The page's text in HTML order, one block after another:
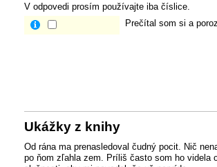
V odpovedi prosím používajte iba číslice.
Prečítal som si a
Ukážky z knihy
Od rána ma prenasledoval čudný pocit. Nič
po ňom zľahla zem. Príliš často som ho videla